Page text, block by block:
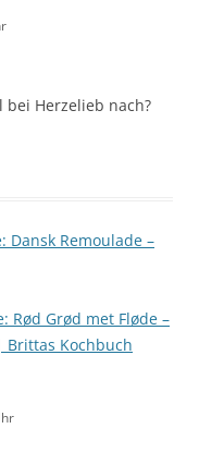
Herzelieb nach?
Dansk Remoulade –
Rød Grød met Fløde –
Brittas Kochbuch